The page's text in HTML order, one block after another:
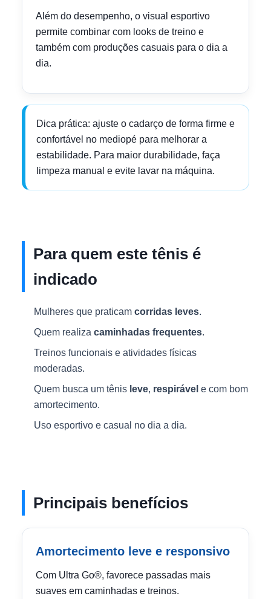
Além do desempenho, o visual esportivo
permite combinar com looks de treino e
também com produções casuais para o dia a
dia.
Dica prática: ajuste o cadarço de forma firme e
confortável no mediopé para melhorar a
estabilidade. Para maior durabilidade, faça
limpeza manual e evite lavar na máquina.
Para quem este tênis é
indicado
Mulheres que praticam corridas leves.
Quem realiza caminhadas frequentes.
Treinos funcionais e atividades físicas
moderadas.
Quem busca um tênis leve, respirável e com bom
amortecimento.
Uso esportivo e casual no dia a dia.
Principais benefícios
Amortecimento leve e responsivo
Com Ultra Go®, favorece passadas mais
suaves em caminhadas e treinos.